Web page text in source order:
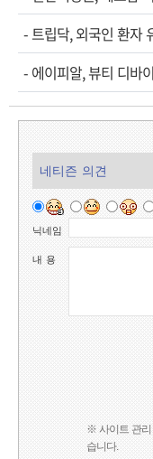
- 트립닥, 외국인 환자
- 에이피알, 뷰티 디바
네티즌 의견
닉네임
내 용
※ 사이트 관리
습니다.